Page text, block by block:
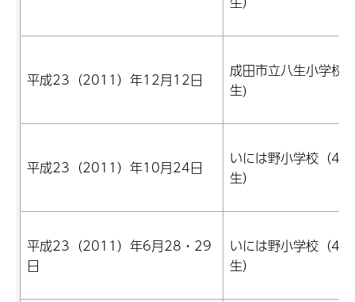
平成23（2011）年12月12日
成田市立八生小学校
生)
平成23（2011）年10月24日
いには野小学校（4年
生）
平成23（2011）年6月28・29
日
いには野小学校（4年
生）